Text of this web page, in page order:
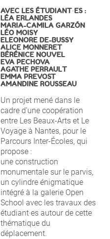
AVEC LES ÉTUDIANT·ES :
LÉA ERLANDES
MARIA-CAMILA GARZÓN
LÉO MOISY
ELEONORE DE-BUSSY
ALICE MONNERET
BÉRÉNICE NOUVEL
EVA PECHOVA
AGATHE PERRAULT
EMMA PREVOST
AMANDINE ROUSSEAU
Un projet mené dans le
cadre d’une coopération
entre Les Beaux-Arts et Le
Voyage à Nantes, pour le
Parcours Inter-Écoles, qui
propose :
une construction
monumentale sur le parvis,
un cylindre énigmatique
intégré à la galerie Open
School avec les travaux des
étudiant·es autour de cette
thématique du
déplacement.